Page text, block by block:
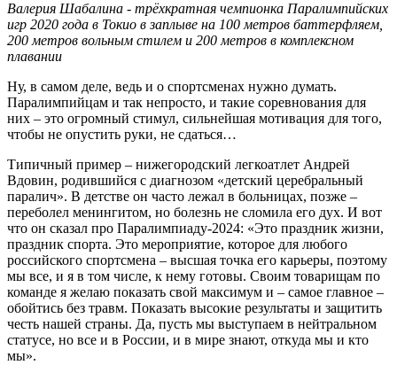
Валерия Шабалина - трёхкратная чемпионка Паралимпийских
игр 2020 года в Токио в заплыве на 100 метров баттерфляем,
200 метров вольным стилем и 200 метров в комплексном
плавании
Ну, в самом деле, ведь и о спортсменах нужно думать.
Паралимпийцам и так непросто, и такие соревнования для
них – это огромный стимул, сильнейшая мотивация для того,
чтобы не опустить руки, не сдаться…
Типичный пример – нижегородский легкоатлет Андрей
Вдовин, родившийся с диагнозом «детский церебральный
паралич». В детстве он часто лежал в больницах, позже –
переболел менингитом, но болезнь не сломила его дух. И вот
что он сказал про Паралимпиаду-2024: «Это праздник жизни,
праздник спорта. Это мероприятие, которое для любого
российского спортсмена – высшая точка его карьеры, поэтому
мы все, и я в том числе, к нему готовы. Своим товарищам по
команде я желаю показать свой максимум и – самое главное –
обойтись без травм. Показать высокие результаты и защитить
честь нашей страны. Да, пусть мы выступаем в нейтральном
статусе, но все и в России, и в мире знают, откуда мы и кто
мы».